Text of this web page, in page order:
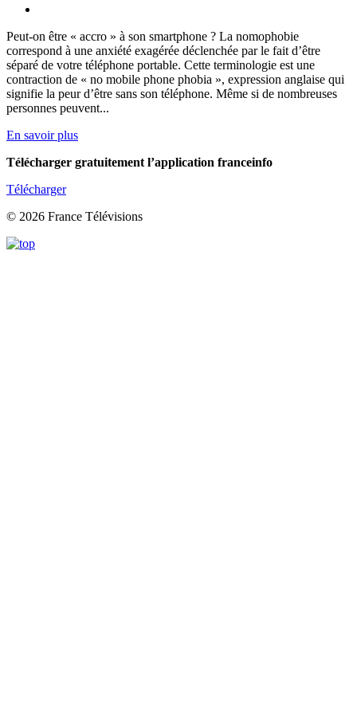
Peut-on être « accro » à son smartphone ? La nomophobie
correspond à une anxiété exagérée déclenchée par le fait d’être
séparé de votre téléphone portable. Cette terminologie est une
contraction de « no mobile phone phobia », expression anglaise qui
signifie la peur d’être sans son téléphone. Même si de nombreuses
personnes peuvent...
En savoir plus
Télécharger gratuitement l’application franceinfo
Télécharger
© 2026 France Télévisions